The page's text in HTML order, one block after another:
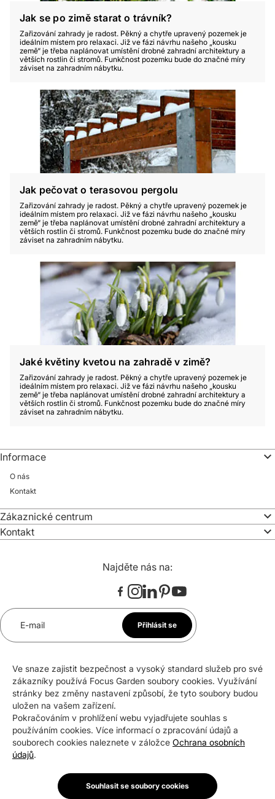
Jak se po zimě starat o trávník?
Zařizování zahrady je radost. Pěkný a chytře upravený pozemek je
ideálním místem pro relaxaci. Již ve fázi návrhu našeho „kousku
země“ je třeba naplánovat umístění drobné zahradní architektury a
větších rostlin či stromů. Funkčnost pozemku bude do značné míry
záviset na zahradním nábytku.
Jak pečovat o terasovou pergolu
Zařizování zahrady je radost. Pěkný a chytře upravený pozemek je
ideálním místem pro relaxaci. Již ve fázi návrhu našeho „kousku
země“ je třeba naplánovat umístění drobné zahradní architektury a
větších rostlin či stromů. Funkčnost pozemku bude do značné míry
záviset na zahradním nábytku.
Jaké květiny kvetou na zahradě v zimě?
Zařizování zahrady je radost. Pěkný a chytře upravený pozemek je
ideálním místem pro relaxaci. Již ve fázi návrhu našeho „kousku
země“ je třeba naplánovat umístění drobné zahradní architektury a
větších rostlin či stromů. Funkčnost pozemku bude do značné míry
záviset na zahradním nábytku.
Informace
O nás
Kontakt
Zákaznické centrum
Kontakt
Najděte nás na:
E-mail Přihlásit se
mailovou adresu. Svůj souhlas mohu kdykoli odvolat.
Certifikáty a ocenění
Copyright © 2026 Focus Garden Sp. z o.o.
Ve snaze zajistit bezpečnost a vysoký standard služeb pro své
zákazníky používá Focus Garden soubory cookies. Využívání
stránky bez změny nastavení způsobí, že tyto soubory budou
uložen na vašem zařízení.
Pokračováním v prohlížení webu vyjadřujete souhlas s
používáním cookies. Více informací o zpracování údajů a
souborech cookies naleznete v záložce Ochrana osobních
údajů.
Souhlasit se soubory cookies